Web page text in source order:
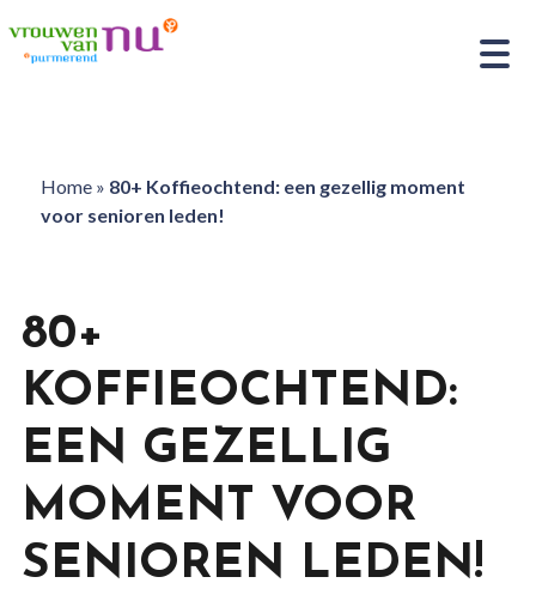
Home» 80+ Koffieochtend: een gezellig moment
voor senioren leden!
80+
KOFFIEOCHTEND:
EEN GEZELLIG
MOMENT VOOR
SENIOREN LEDEN!